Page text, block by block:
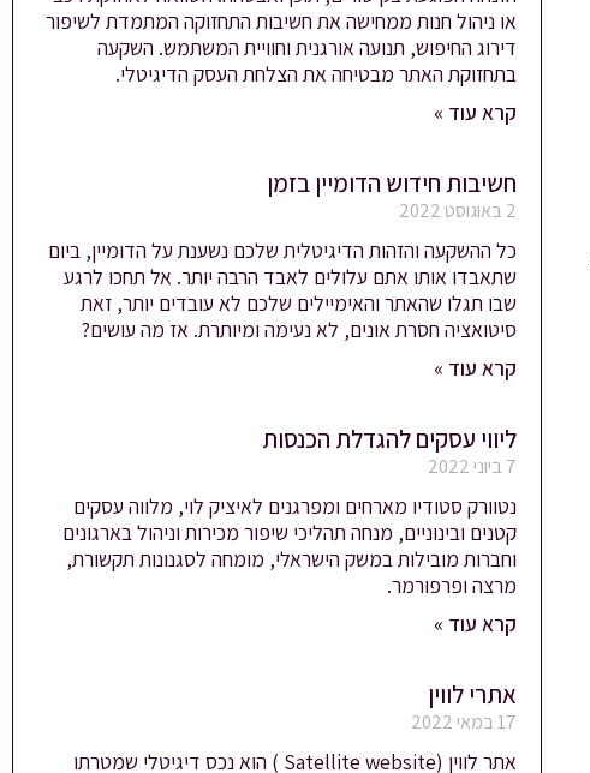
או ניהול חנות ממחישה את חשיבות התחזוקה המתמדת לשיפור
דירוג החיפוש, תנועה אורגנית וחוויית המשתמש. השקעה
בתחזוקת האתר מבטיחה את הצלחת העסק הדיגיטלי.
קרא עוד »
חשיבות חידוש הדומיין בזמן
2 באוגוסט 2022
כל ההשקעה והזהות הדיגיטלית שלכם נשענת על הדומיין, ביום
שתאבדו אותו אתם עלולים לאבד הרבה יותר. אל תחכו לרגע
שבו תגלו שהאתר והאימיילים שלכם לא עובדים יותר, זאת
סיטואציה חסרת אונים, לא נעימה ומיותרת. אז מה עושים?
קרא עוד »
ליווי עסקים להגדלת הכנסות
7 ביוני 2022
נטוורק סטודיו מארחים ומפרגנים לאיציק לוי, מלווה עסקים
קטנים ובינוניים, מנחה תהליכי שיפור מכירות וניהול בארגונים
וחברות מובילות במשק הישראלי, מומחה לסגנונות תקשורת,
מרצה ופרפורמר.
קרא עוד »
אתרי לווין
17 במאי 2022
אתר לווין (Satellite website ) הוא נכס דיגיטלי שמטרתו